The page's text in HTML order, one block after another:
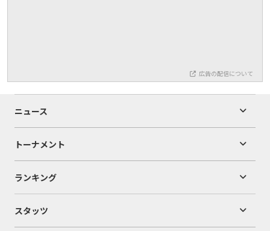
広告の配信について
ニュース
トーナメント
ランキング
スタッツ